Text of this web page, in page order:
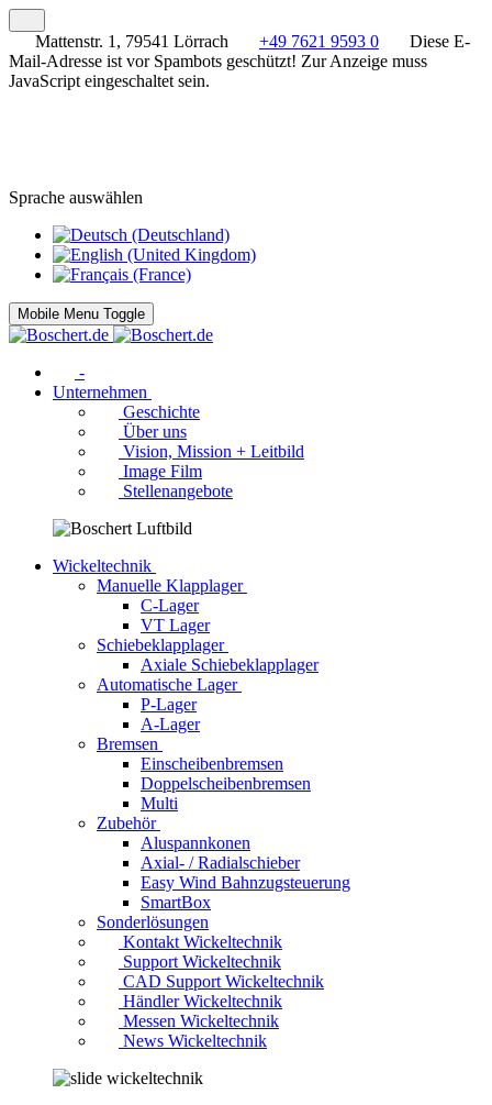
Mattenstr. 1, 79541 Lörrach +49 7621 9593 0
Diese E-
Mail-Adresse ist vor Spambots geschützt! Zur Anzeige muss
JavaScript eingeschaltet sein.
Sprache auswählen
Mobile Menu Toggle
-
Unternehmen
Geschichte
Über uns
Vision, Mission + Leitbild
Image Film
Stellenangebote
Wickeltechnik
Manuelle Klapplager
C-Lager
VT Lager
Schiebeklapplager
Axiale Schiebeklapplager
Automatische Lager
P-Lager
A-Lager
Bremsen
Einscheibenbremsen
Doppelscheibenbremsen
Multi
Zubehör
Aluspannkonen
Axial- / Radialschieber
Easy Wind Bahnzugsteuerung
SmartBox
Sonderlösungen
Kontakt Wickeltechnik
Support Wickeltechnik
CAD Support Wickeltechnik
Händler Wickeltechnik
Messen Wickeltechnik
News Wickeltechnik